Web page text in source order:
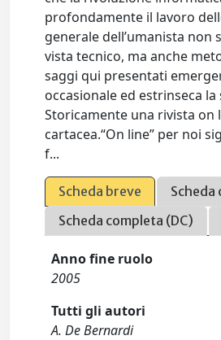
profondamente il lavoro
generale dell’umanista non
vista tecnico, ma anche
saggi qui presentati
occasionale ed estrinseca
Storicamente una rivista on
cartacea.“On line” per noi
f...
Scheda breve
Scheda
Scheda completa (DC)
Anno fine ruolo
2005
Tutti gli autori
A. De Bernardi